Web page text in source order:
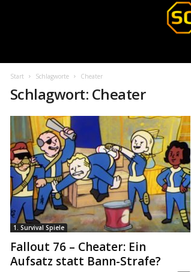
Start Schlagworte Cheater
Schlagwort: Cheater
1. Survival Spiele
Fallout 76 – Cheater: Ein
Aufsatz statt Bann-Strafe?